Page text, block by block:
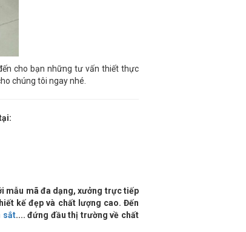
cho bạn những tư vấn thiết thực
chúng tôi ngay nhé.
mẫu mã đa dạng, xưởng trực tiếp
kế đẹp và chất lượng cao. Đến
sắt.... đứng đầu thị trường về chất